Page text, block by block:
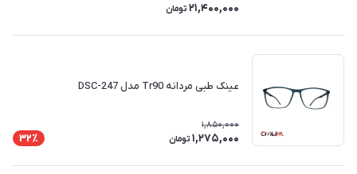
21,400,000 تومان
عینک طبی مردانه Tr90 مدل DSC-247
1,850,000
1,275,000 تومان 32٪